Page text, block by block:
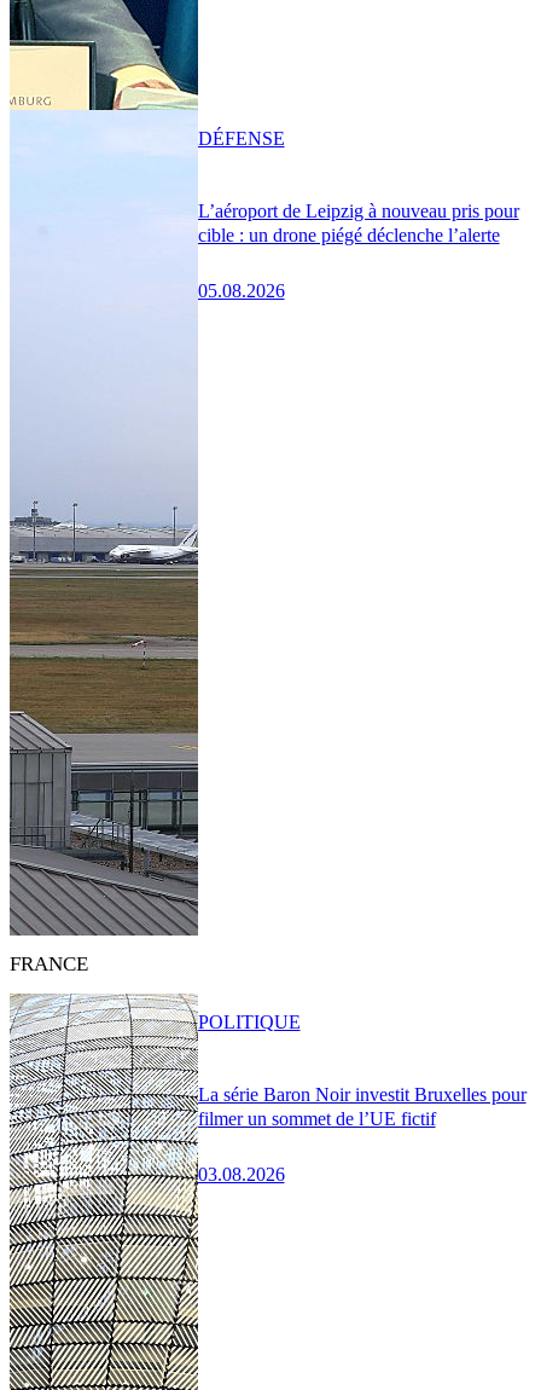
L’aéroport de Leipzig à nouveau pris pour
cible : un drone piégé déclenche l’alerte
05.08.2026
DÉFENSE
FRANCE
La série Baron Noir investit Bruxelles pour
filmer un sommet de l’UE fictif
03.08.2026
POLITIQUE